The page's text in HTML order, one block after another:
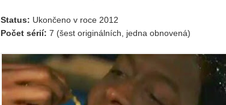
Status: Ukončeno v roce 2012
Počet sérií: 7 (šest originálních, jedna obnovená)